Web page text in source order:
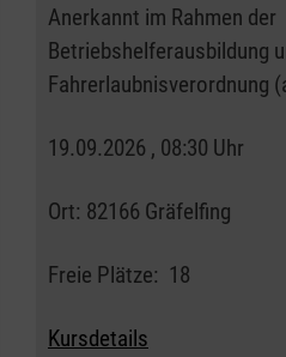
Anerkannt im Rahmen der
Betriebshelferausbildung
Fahrerlaubnisverordnung
19.09.2026 , 08:30 Uhr
Ort: 82166 Gräfelfing
Freie Plätze: 18
Kursdetails